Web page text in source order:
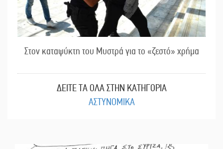
Στον καταψύκτη του Μυστρά για το «ζεστό» χρήμα
ΔΕΙΤΕ ΤΑ ΟΛΑ ΣΤΗΝ ΚΑΤΗΓΟΡΙΑ
ΑΣΤΥΝΟΜΙΚΑ